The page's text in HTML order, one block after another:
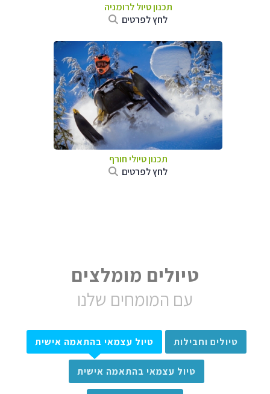
תכנון טיול לרומניה
לחץ לפרטים
תכנון טיולי חורף
לחץ לפרטים
טיולים מומלצים
עם המומחים שלנו
טיולים וחבילות טיול עצמאי בהתאמה אישית
טיול עצמאי בהתאמה אישית